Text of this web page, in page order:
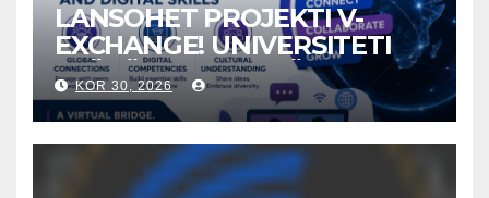
LANSOHET PROJEKTI V-
EXCHANGE! UNIVERSITETI
“NËNË TEREZA” NË SHKUP
UDHËHEQ NISMËN
NDËRKOMBËTARE PËR
EDUKIMIN DIGJITAL DHE
QYTETARINË GLOBALE
KOR 30, 2026